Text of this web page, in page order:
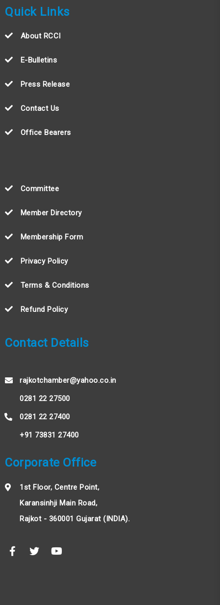
Quick Links
About RCCI
E-Bulletins
Press Release
Contact Us
Office Bearers
Committee
Member Directory
Membership Form
Privacy Policy
Terms & Conditions
Refund Policy
Contact Details
rajkotchamber@yahoo.co.in
0281 22 27500
0281 22 27400
+91 73831 27400
Corporate Office
1st Floor, Centre Point,
Karansinhji Main Road,
Rajkot - 360001 Gujarat (INDIA).